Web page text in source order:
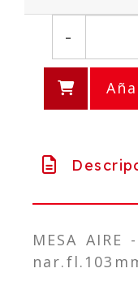
-
MESA AIRE